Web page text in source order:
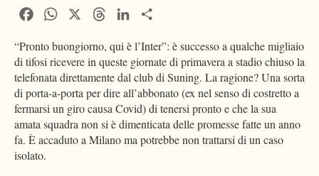
FacebookWhatsApp ThreadsLinkedIn
“Pronto buongiorno, qui è l’Inter”: è successo a qualche migliaio
di tifosi ricevere in queste giornate di primavera a stadio chiuso la
telefonata direttamente dal club di Suning. La ragione? Una sorta
di porta-a-porta per dire all’abbonato (ex nel senso di costretto a
fermarsi un giro causa Covid) di tenersi pronto e che la sua
amata squadra non si è dimenticata delle promesse fatte un anno
fa. È accaduto a Milano ma potrebbe non trattarsi di un caso
isolato.